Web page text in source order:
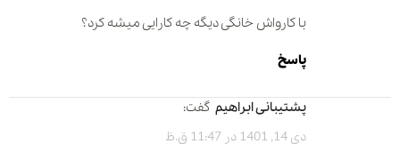
با کارواش خانگی دیگه چه کارایی میشه کرد؟
پاسخ
پشتیبانی ابراهیم گفت:
دی 14, 1401 در 11:47 ق.ظ